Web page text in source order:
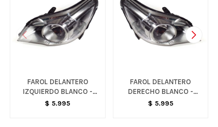
FAROL DELANTERO
IZQUIERDO BLANCO -
AGILE
$ 5.995
FAROL DELANTERO
DERECHO BLANCO -
AGILE
$ 5.995